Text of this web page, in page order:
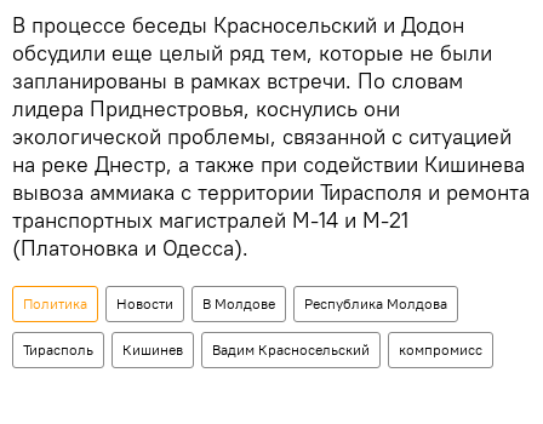
В процессе беседы Красносельский и Додон
обсудили еще целый ряд тем, которые не были
запланированы в рамках встречи. По словам
лидера Приднестровья, коснулись они
экологической проблемы, связанной с ситуацией
на реке Днестр, а также при содействии Кишинева
вывоза аммиака с территории Тирасполя и ремонта
транспортных магистралей М-14 и М-21
(Платоновка и Одесса).
Политика Новости В Молдове Республика Молдова
Тирасполь Кишинев Вадим Красносельский компромисс